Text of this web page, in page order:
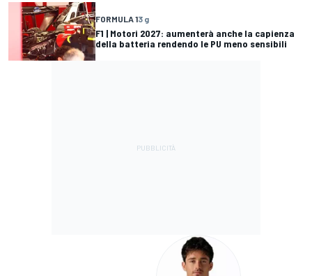
FORMULA 13 g
F1 | Motori 2027: aumenterà anche la capienza
della batteria rendendo le PU meno sensibili